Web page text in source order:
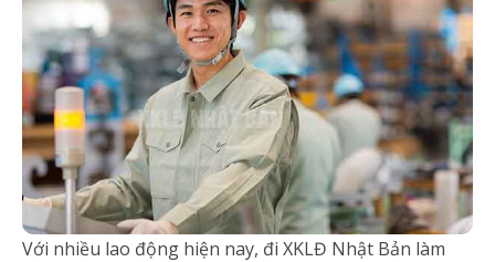
Với nhiều lao động hiện nay, đi XKLĐ Nhật Bản làm